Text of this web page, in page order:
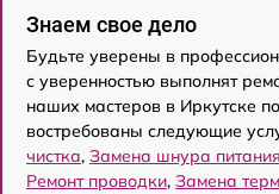
Знаем свое дело
Будьте уверены в
с уверенностью выполнят
наших мастеров в Иркутске
востребованы следующие
чистка, Замена шнура питания
Ремонт проводки, Замена